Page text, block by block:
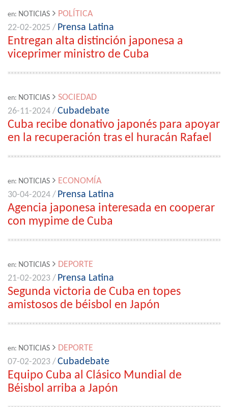
en: NOTICIAS
POLÍTICA
22-02-2025 / Prensa Latina
Entregan alta distinción japonesa a
viceprimer ministro de Cuba
en: NOTICIAS
SOCIEDAD
26-11-2024 /Cubadebate
Cuba recibe donativo japonés para apoyar
en la recuperación tras el huracán Rafael
en: NOTICIAS
ECONOMÍA
30-04-2024 / Prensa Latina
Agencia japonesa interesada en cooperar
con mypime de Cuba
en: NOTICIAS
DEPORTE
21-02-2023 / Prensa Latina
Segunda victoria de Cuba en topes
amistosos de béisbol en Japón
en: NOTICIAS
DEPORTE
07-02-2023 /Cubadebate
Equipo Cuba al Clásico Mundial de
Béisbol arriba a Japón